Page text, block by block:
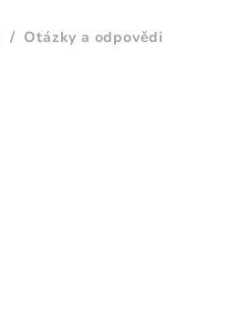
Otázky a odpovědi